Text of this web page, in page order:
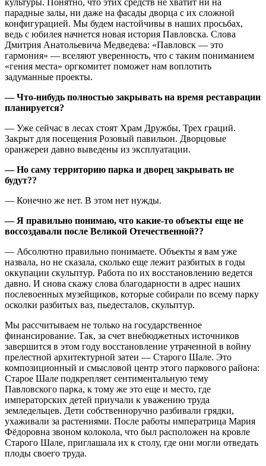
парадные залы, ни даже на фасады дворца с их сложной
конфигурацией. Мы будем настойчивы в наших просьбах,
ведь с юбилея начнется новая история Павловска. Слова
Дмитрия Анатольевича Медведева: «Павловск — это
гармония» — вселяют уверенность, что c таким пониманием
«гения места» оргкомитет поможет нам воплотить
задуманные проекты.
— Что-нибудь полностью закрывать на время реставрации
планируется?
— Уже сейчас в лесах стоят Храм Дружбы, Трех граций.
Закрыт для посещения Розовый павильон. Дворцовые
оранжереи давно выведены из эксплуатации.
— Но саму территорию парка и дворец закрывать не
будут??
— Конечно же нет. В этом нет нужды.
— Я правильно понимаю, что какие-то объекты еще не
воссоздавали после Великой Отечественной??
— Абсолютно правильно понимаете. Объекты я вам уже
назвала, но не сказала, сколько еще лежит разбитых в годы
оккупации скульптур. Работа по их восстановлению ведется
давно. И снова скажу слова благодарности в адрес наших
послевоенных музейщиков, которые собирали по всему парку
осколки разбитых ваз, пьедесталов, скульптур.
Мы рассчитываем не только на государственное
финансирование. Так, за счет внебюджетных источников
завершится в этом году восстановление утраченной в войну
прелестной архитектурной затеи — Старого Шале. Это
композиционный и смысловой центр этого паркового района:
Старое Шале подкрепляет сентиментальную тему
Павловского парка, к тому же это еще и место, где
императорских детей приучали к уважению труда
земледельцев. Дети собственноручно разбивали грядки,
ухаживали за растениями. После работы императрица Мария
Фёдоровна звоном колокола, что был расположен на кровле
Старого Шале, приглашала их к столу, где они могли отведать
плоды своего труда.